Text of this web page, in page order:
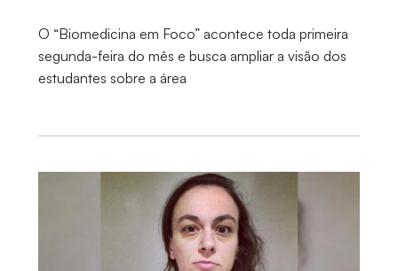
O “Biomedicina em Foco” acontece toda primeira
segunda-feira do mês e busca ampliar a visão dos
estudantes sobre a área